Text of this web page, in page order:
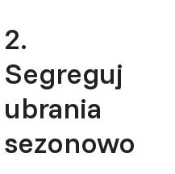
2.
Segreguj
ubrania
sezonowo